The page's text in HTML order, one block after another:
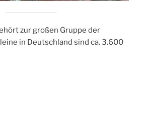
zur großen Gruppe der
in Deutschland sind ca. 3.600